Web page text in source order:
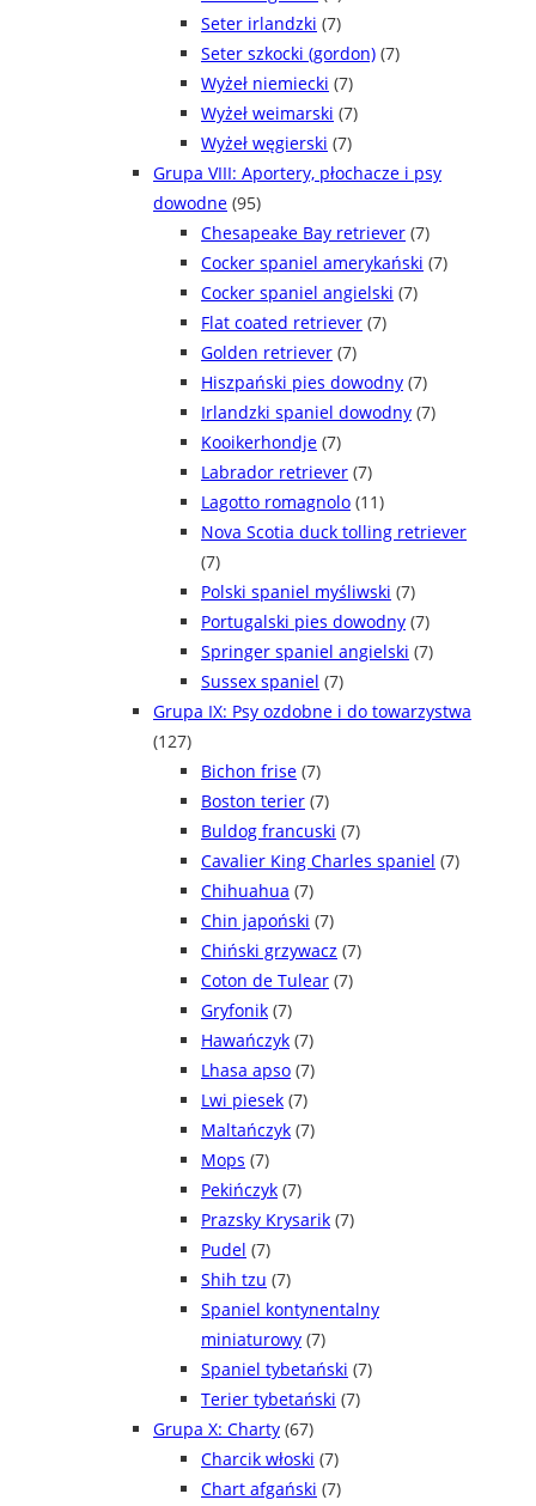
Seter irlandzki (7)
Seter szkocki (gordon) (7)
Wyżeł niemiecki (7)
Wyżeł weimarski (7)
Wyżeł węgierski (7)
Grupa VIII: Aportery, płochacze i psy
dowodne (95)
Chesapeake Bay retriever (7)
Cocker spaniel amerykański (7)
Cocker spaniel angielski (7)
Flat coated retriever (7)
Golden retriever (7)
Hiszpański pies dowodny (7)
Irlandzki spaniel dowodny (7)
Kooikerhondje (7)
Labrador retriever (7)
Lagotto romagnolo (11)
Nova Scotia duck tolling retriever
(7)
Polski spaniel myśliwski (7)
Portugalski pies dowodny (7)
Springer spaniel angielski (7)
Sussex spaniel (7)
Grupa IX: Psy ozdobne i do towarzystwa
(127)
Bichon frise (7)
Boston terier (7)
Buldog francuski (7)
Cavalier King Charles spaniel (7)
Chihuahua (7)
Chin japoński (7)
Chiński grzywacz (7)
Coton de Tulear (7)
Gryfonik (7)
Hawańczyk (7)
Lhasa apso (7)
Lwi piesek (7)
Maltańczyk (7)
Mops (7)
Pekińczyk (7)
Prazsky Krysarik (7)
Pudel (7)
Shih tzu (7)
Spaniel kontynentalny
miniaturowy (7)
Spaniel tybetański (7)
Terier tybetański (7)
Grupa X: Charty (67)
Charcik włoski (7)
Chart afgański (7)